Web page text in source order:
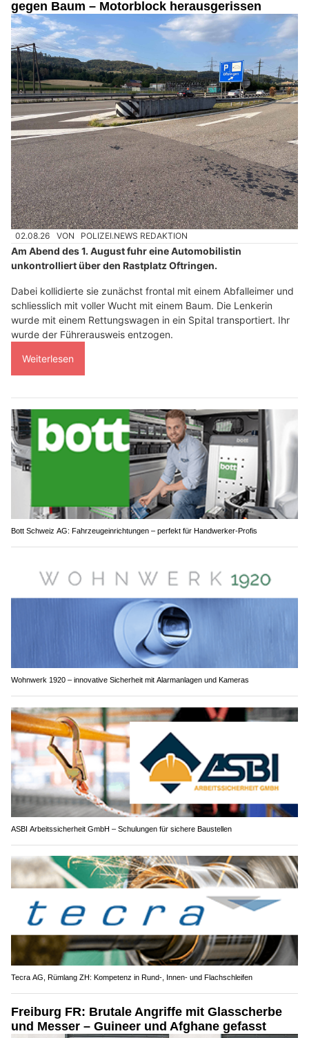
gegen Baum – Motorblock herausgerissen
02.08.26 VON POLIZEI.NEWS REDAKTION
Am Abend des 1. August fuhr eine Automobilistin
unkontrolliert über den Rastplatz Oftringen.
Dabei kollidierte sie zunächst frontal mit einem Abfalleimer und
schliesslich mit voller Wucht mit einem Baum. Die Lenkerin
wurde mit einem Rettungswagen in ein Spital transportiert. Ihr
wurde der Führerausweis entzogen.
Weiterlesen
Bott Schweiz AG: Fahrzeugeinrichtungen – perfekt für Handwerker-Profis
Wohnwerk 1920 – innovative Sicherheit mit Alarmanlagen und Kameras
ASBI Arbeitssicherheit GmbH – Schulungen für sichere Baustellen
Tecra AG, Rümlang ZH: Kompetenz in Rund-, Innen- und Flachschleifen
Freiburg FR: Brutale Angriffe mit Glasscherbe
und Messer – Guineer und Afghane gefasst